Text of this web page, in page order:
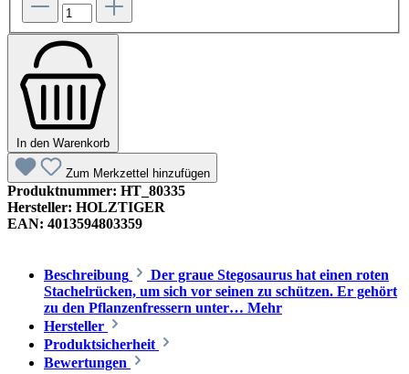
In den Warenkorb
Zum Merkzettel hinzufügen
Produktnummer: HT_80335
Hersteller: HOLZTIGER
EAN: 4013594803359
Beschreibung
Der graue Stegosaurus hat einen roten
Stachelrücken, um sich vor seinen zu schützen. Er gehört
zu den Pflanzenfressern unter… Mehr
Hersteller
Produktsicherheit
Bewertungen